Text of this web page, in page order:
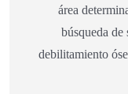
área
búsqueda de
debilitamiento